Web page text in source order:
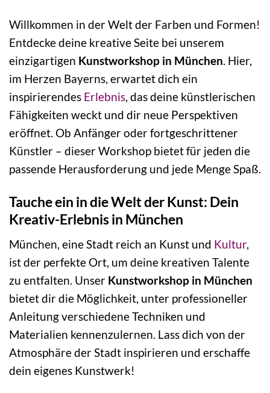
Willkommen in der Welt der Farben und Formen!
Entdecke deine kreative Seite bei unserem
einzigartigen Kunstworkshop in München. Hier,
im Herzen Bayerns, erwartet dich ein
inspirierendes Erlebnis, das deine künstlerischen
Fähigkeiten weckt und dir neue Perspektiven
eröffnet. Ob Anfänger oder fortgeschrittener
Künstler – dieser Workshop bietet für jeden die
passende Herausforderung und jede Menge Spaß.
Tauche ein in die Welt der Kunst: Dein
Kreativ-Erlebnis in München
München, eine Stadt reich an Kunst und Kultur,
ist der perfekte Ort, um deine kreativen Talente
zu entfalten. Unser Kunstworkshop in München
bietet dir die Möglichkeit, unter professioneller
Anleitung verschiedene Techniken und
Materialien kennenzulernen. Lass dich von der
Atmosphäre der Stadt inspirieren und erschaffe
dein eigenes Kunstwerk!